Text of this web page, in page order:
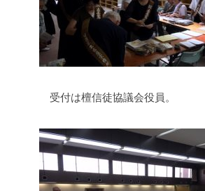
受付は檀信徒協議会役員。